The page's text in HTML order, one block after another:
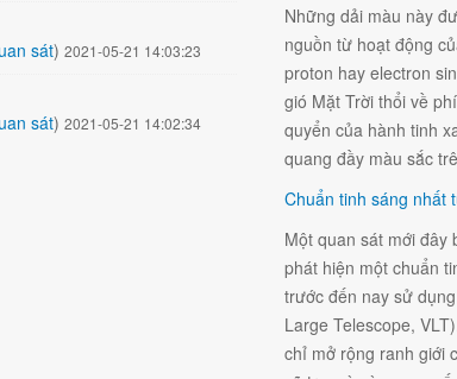
sát)2021-05-21 14:03:23
sát)2021-05-21 14:02:34
Những dải màu này
nguồn từ hoạt động
proton hay electron
gió Mặt Trời thổi về
quyển của hành tinh
quang đầy màu sắc
Chuẩn tinh sáng nhất
Một quan sát mới đây
phát hiện một chuẩn
trước đến nay sử
Large Telescope,
chỉ mở rộng ranh giới